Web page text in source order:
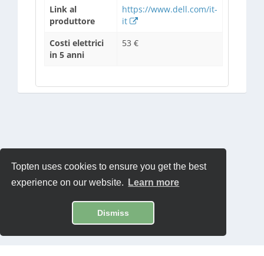
Topten uses cookies to ensure you get the best
experience on our website.
Learn more
Dismiss
Link al
produttore
https://www.dell.com/it-
it
Costi elettrici
in 5 anni
53 €